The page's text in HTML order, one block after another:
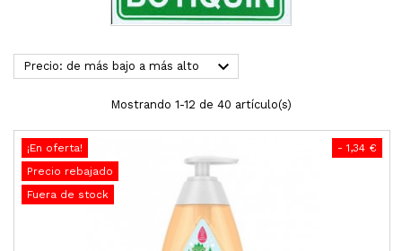
Precio: de más bajo a más alto 
Mostrando 1-12 de 40 artículo(s)
- 1,34 €
¡En oferta!
Precio rebajado
Fuera de stock